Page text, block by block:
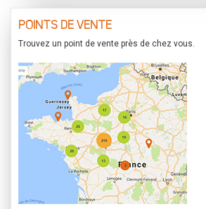
POINTS DE VENTE
Trouvez un point de vente près de chez vous.